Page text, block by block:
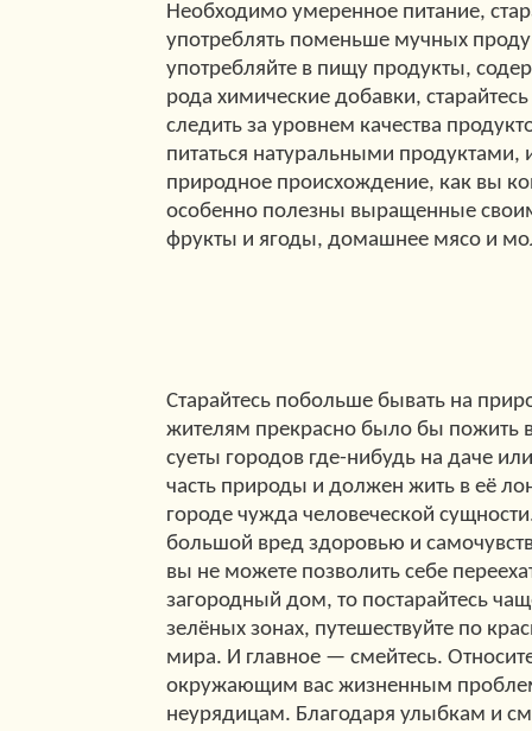
Необходимо умеренное питание,
употреблять поменьше мучных
употребляйте в пищу продукты,
рода химические добавки,
следить за уровнем качества
питаться натуральными
природное происхождение, как вы
особенно полезны выращенные
фрукты и ягоды, домашнее мясо и
Старайтесь побольше бывать на
жителям прекрасно было бы пожить
суеты городов где-нибудь на даче
часть природы и должен жить в её
городе чужда человеческой
большой вред здоровью и
вы не можете позволить себе
загородный дом, то постарайтесь
зелёных зонах, путешествуйте по
мира. И главное — смейтесь.
окружающим вас жизненным
неурядицам. Благодаря улыбкам и